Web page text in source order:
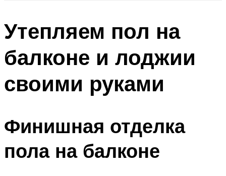
Утепляем пол на
балконе и лоджии
своими руками
Финишная отделка
пола на балконе